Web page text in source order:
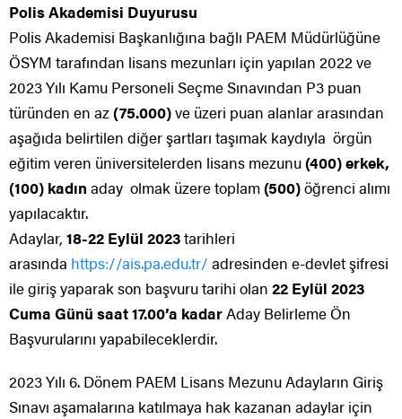
Polis Akademisi Duyurusu
Polis Akademisi Başkanlığına bağlı PAEM Müdürlüğüne
ÖSYM tarafından lisans mezunları için yapılan 2022 ve
2023 Yılı Kamu Personeli Seçme Sınavından P3 puan
türünden en az (75.000)ve üzeri puan alanlar arasından
aşağıda belirtilen diğer şartları taşımak kaydıyla örgün
eğitim veren üniversitelerden lisans mezunu (400) erkek,
(100) kadın aday olmak üzere toplam (500)öğrenci alımı
yapılacaktır.
Adaylar, 18-22 Eylül 2023tarihleri
arasında https://ais.pa.edu.tr/ adresinden e-devlet şifresi
ile giriş yaparak son başvuru tarihi olan 22 Eylül 2023
Cuma Günü saat 17.00’a kadarAday Belirleme Ön
Başvurularını yapabileceklerdir.
2023 Yılı 6. Dönem PAEM Lisans Mezunu Adayların Giriş
Sınavı aşamalarına katılmaya hak kazanan adaylar için